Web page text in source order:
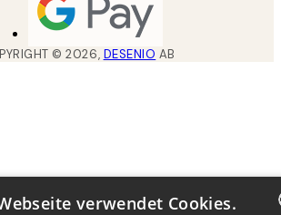
©2026, DESENIO AB
verwendet Cookies.